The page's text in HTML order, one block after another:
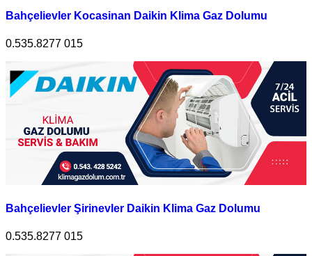
Bahçelievler Kocasinan Daikin Klima Gaz Dolumu
0.535.8277 015
Bahçelievler Şirinevler Daikin Klima Gaz Dolumu
0.535.8277 015